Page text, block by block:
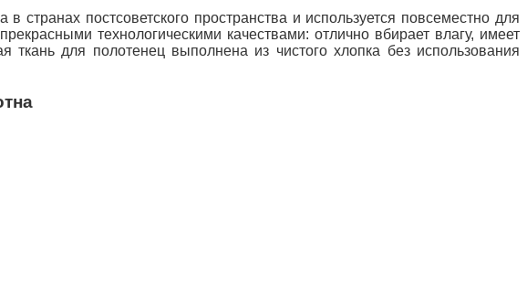
постсоветского пространства и используется повсеместно для
технологическими качествами: отлично вбирает влагу, имеет
для полотенец выполнена из чистого хлопка без использования